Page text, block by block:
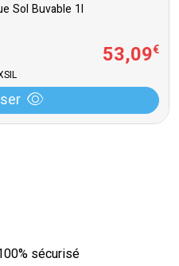
Sol Buvable 1l
53,09€
sécurisé